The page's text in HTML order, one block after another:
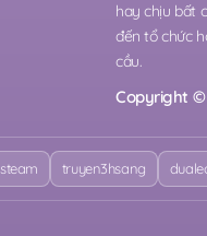
hay chịu bất
đến tổ chức
cầu.
Copyright ©
truyen3hsang